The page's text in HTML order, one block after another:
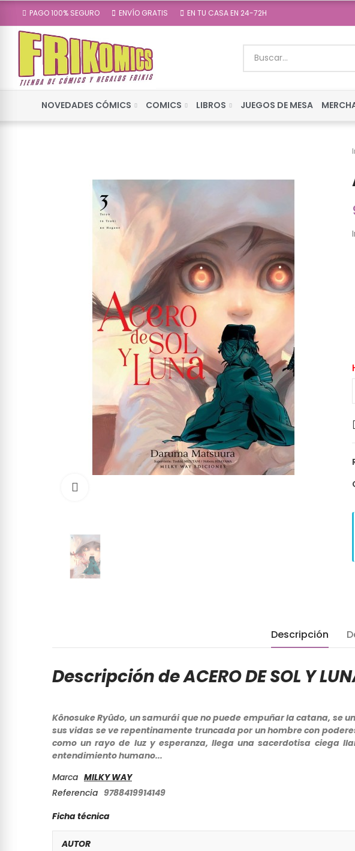
PAGO 100% SEGURO ENVÍO GRATIS EN TU CASA EN 24-72H
NOVEDADES CÓMICS COMICS LIBROS JUEGOS DE MESA
Descripción
Descripción de ACERO DE SOL Y
Kônosuke Ryûdo, un samurái que no puede empuñar la catana, se
sus vidas se ve repentinamente truncada por un hombre con
como un rayo de luz y esperanza, llega una sacerdotisa ciega
entendimiento humano...
Marca MILKY WAY
Referencia 9788419914149
Ficha técnica
AUTOR